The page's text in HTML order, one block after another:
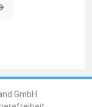
GmbH